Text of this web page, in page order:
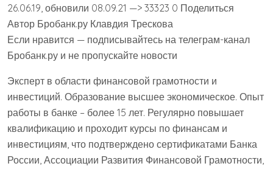
26.06.19, обновили 08.09.21 —> 33323 0 Поделиться
Автор Бробанк.ру Клавдия Трескова
Если нравится — подписывайтесь на телеграм-канал
Бробанк.ру и не пропускайте новости
Эксперт в области финансовой грамотности и
инвестиций. Образование высшее экономическое. Опыт
работы в банке – более 15 лет. Регулярно повышает
квалификацию и проходит курсы по финансам и
инвестициям, что подтверждено сертификатами Банка
России, Ассоциации Развития Финансовой Грамотности,